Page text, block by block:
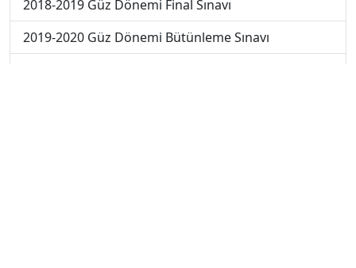
2018-2019 Güz Dönemi Final Sınavı
2019-2020 Güz Dönemi Bütünleme Sınavı